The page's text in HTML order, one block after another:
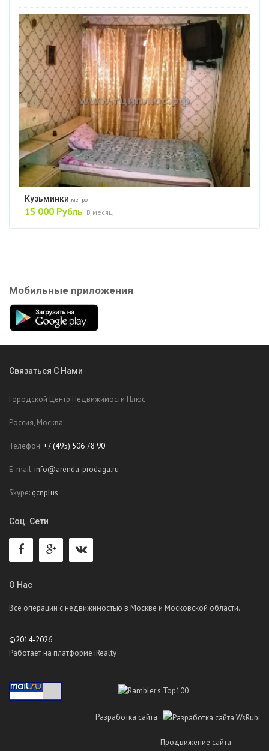
Кузьминки метро
15 000 Рубль В месяц
Мобильные приложения
Связаться С Нами
Городской Центр Недвижимости Плюс
Россия, Москва
Телефон:+7 (495) 506 78 90
E-mail: info@arenda-prodaga.ru
Skype: gcnplus
Соц. Сети
О Нас
Все операции с недвижимостью в Москве и Московской области.
©2014-2026
Работает на платформе iRealty
Разработка сайта
Продвижение сайта